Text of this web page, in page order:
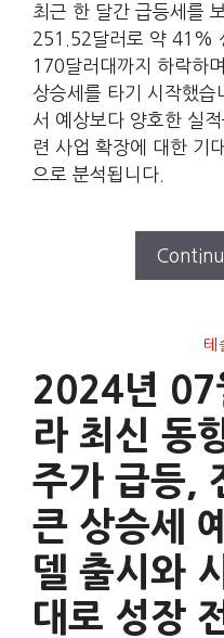
최근 한 달간 급등세를
251.52달러로 약 41%
170달러대까지 하락하
상승세를 타기 시작했습
서 예상보다 양호한 실
련 사업 확장에 대한 기
으로 분석됩니다.
테
2024년 07
라 최신 동
주가 급등,
큰 상승세
델 출시와
대로 성장